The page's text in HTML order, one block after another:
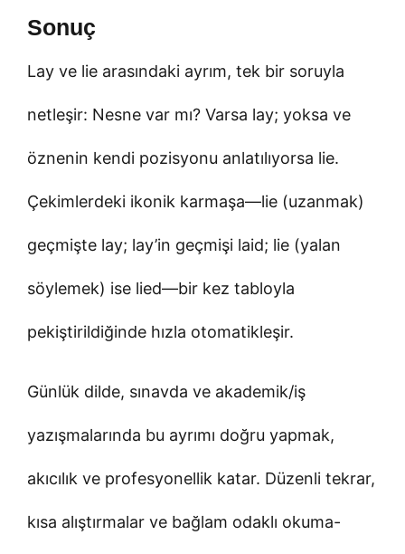
Sonuç
Lay ve lie arasındaki ayrım, tek bir soruyla
netleşir: Nesne var mı? Varsa lay; yoksa ve
öznenin kendi pozisyonu anlatılıyorsa lie.
Çekimlerdeki ikonik karmaşa—lie (uzanmak)
geçmişte lay; lay’in geçmişi laid; lie (yalan
söylemek) ise lied—bir kez tabloyla
pekiştirildiğinde hızla otomatikleşir.
Günlük dilde, sınavda ve akademik/iş
yazışmalarında bu ayrımı doğru yapmak,
akıcılık ve profesyonellik katar. Düzenli tekrar,
kısa alıştırmalar ve bağlam odaklı okuma-